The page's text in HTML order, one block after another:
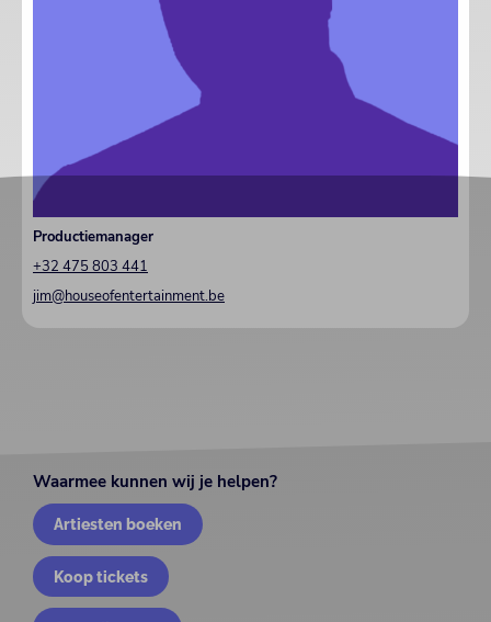
Productiemanager
+32 475 803 441
jim@houseofentertainment.be
Waarmee kunnen wij je helpen?
Artiesten boeken
Koop tickets